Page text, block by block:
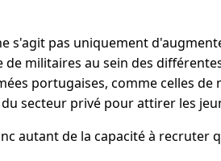
s'agit pas uniquement
militaires au sein des
portugaises, comme celles de
secteur privé pour attirer les
autant de la capacité à recruter